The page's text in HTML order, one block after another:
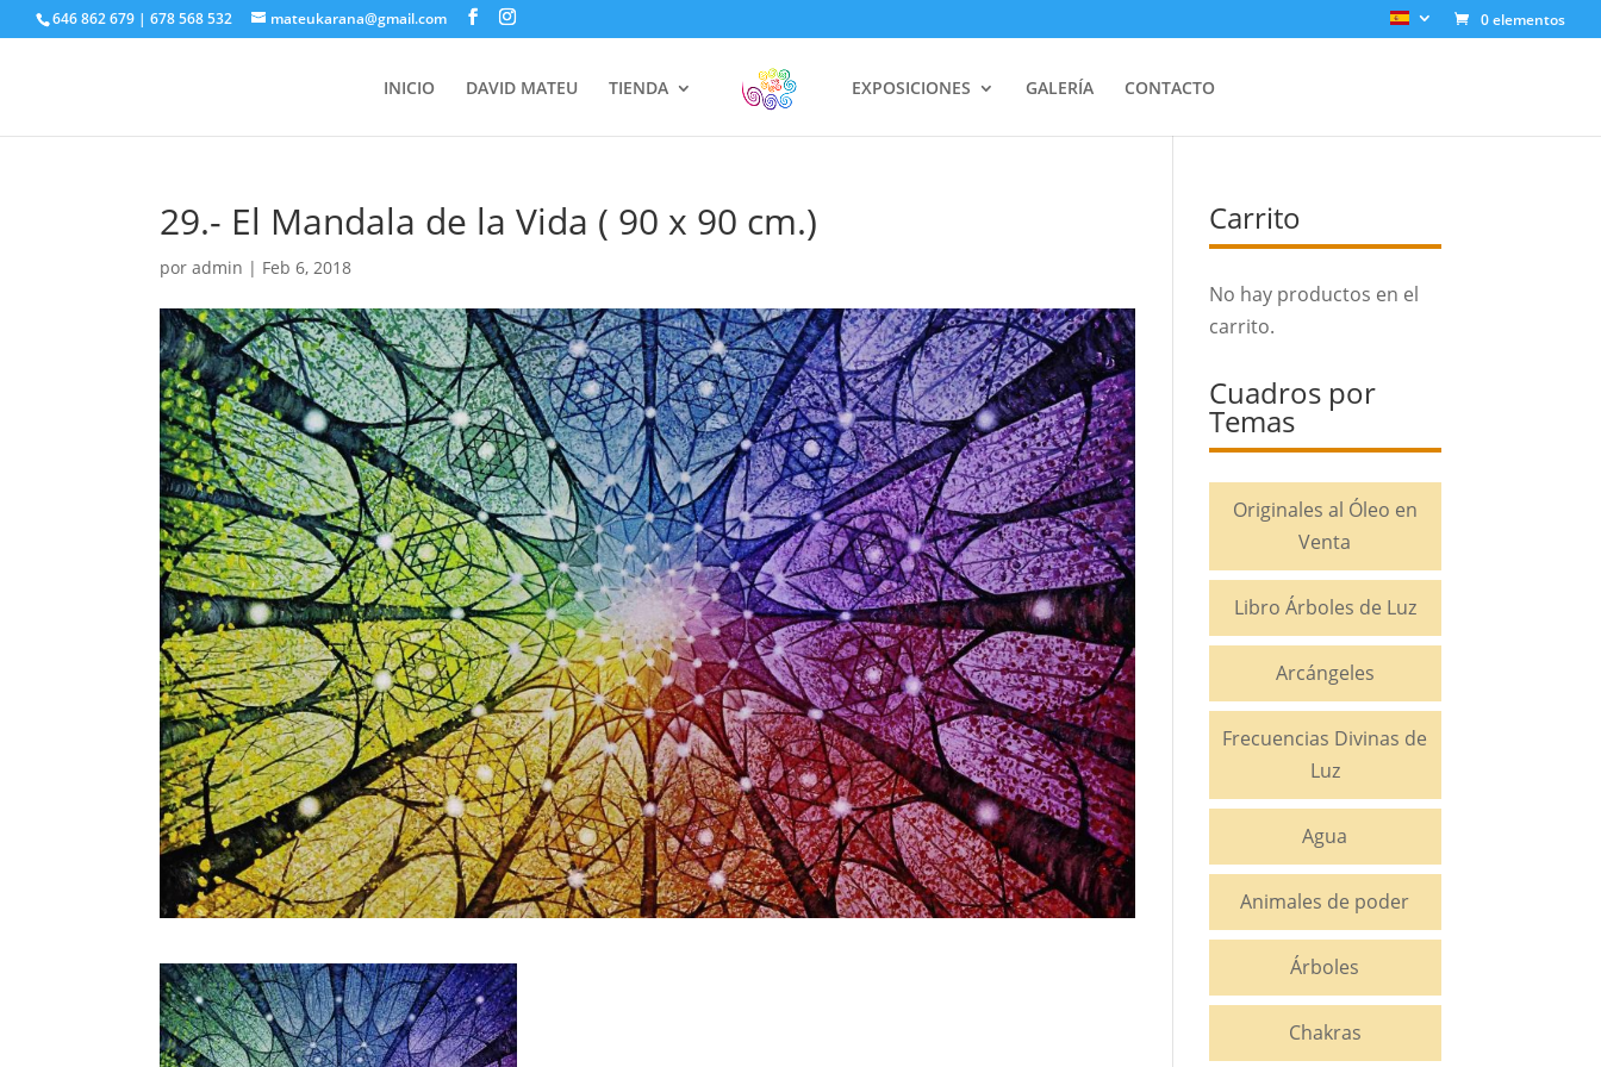
646 862 679 | 678 568 532 mateukarana@gmail.com 0 elementos
INICIO DAVID MATEU TIENDA EXPOSICIONES GALERÍA CONTACTO
29.- El Mandala de la Vida ( 90 x 90 cm.)
poradmin | Feb 6, 2018
Carrito
No hay productos en el
carrito.
Cuadros por
Temas
Originales al Óleo en
Venta
Libro Árboles de Luz
Arcángeles
Frecuencias Divinas de
Luz
Agua
Animales de poder
Árboles
Chakras